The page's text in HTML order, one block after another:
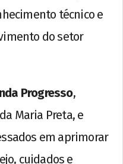
técnico e
do setor
Progresso,
Maria Preta, e
em aprimorar
cuidados e